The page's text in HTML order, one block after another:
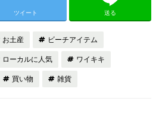
ツイート 送る
お土産 ビーチアイテム
ローカルに人気 ワイキキ
買い物 雑貨